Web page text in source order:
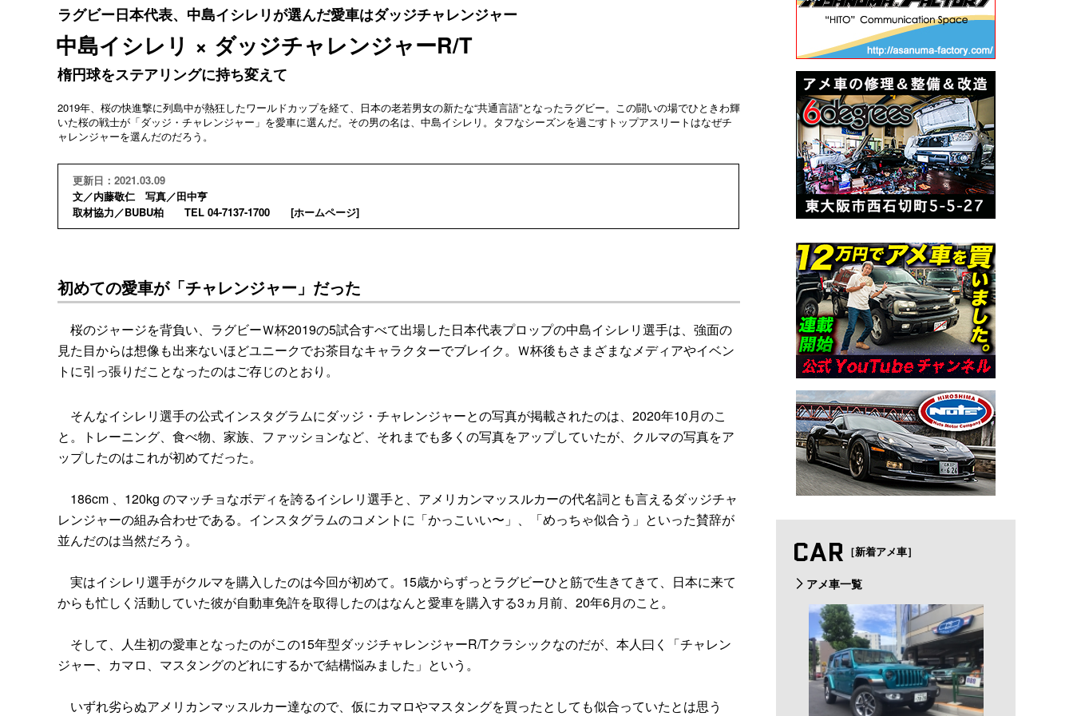
ラグビー日本代表、中島イシレリが選んだ愛車はダッジチャレンジャー
中島イシレリ × ダッジチャレンジャーR/T
楕円球をステアリングに持ち変えて
2019年、桜の快進撃に列島中が熱狂したワールドカップを経て、日本の老若男女の新たな“共通言語”となったラグビー。この闘いの場でひときわ輝
いた桜の戦士が「ダッジ・チャレンジャー」を愛車に選んだ。その男の名は、中島イシレリ。タフなシーズンを過ごすトップアスリートはなぜチ
ャレンジャーを選んだのだろう。
更新日：2021.03.09
文／内藤敬仁 写真／田中亨
取材協力／BUBU柏 TEL 04-7137-1700 [ホームページ]
初めての愛車が「チャレンジャー」だった
桜のジャージを背負い、ラグビーＷ杯2019の5試合すべて出場した日本代表プロップの中島イシレリ選手は、強面の
見た目からは想像も出来ないほどユニークでお茶目なキャラクターでブレイク。Ｗ杯後もさまざまなメディアやイベン
トに引っ張りだことなったのはご存じのとおり。
そんなイシレリ選手の公式インスタグラムにダッジ・チャレンジャーとの写真が掲載されたのは、2020年10月のこ
と。トレーニング、食べ物、家族、ファッションなど、それまでも多くの写真をアップしていたが、クルマの写真をア
ップしたのはこれが初めてだった。
186cm 、120kg のマッチョなボディを誇るイシレリ選手と、アメリカンマッスルカーの代名詞とも言えるダッジチャ
レンジャーの組み合わせである。インスタグラムのコメントに「かっこいい〜」、「めっちゃ似合う」といった賛辞が
並んだのは当然だろう。
実はイシレリ選手がクルマを購入したのは今回が初めて。15歳からずっとラグビーひと筋で生きてきて、日本に来て
からも忙しく活動していた彼が自動車免許を取得したのはなんと愛車を購入する3ヵ月前、20年6月のこと。
そして、人生初の愛車となったのがこの15年型ダッジチャレンジャーR/Tクラシックなのだが、本人曰く「チャレン
ジャー、カマロ、マスタングのどれにするかで結構悩みました」という。
いずれ劣らぬアメリカンマッスルカー達なので、仮にカマロやマスタングを買ったとしても似合っていたとは思う
CAR ［新着アメ車］
アメ車一覧